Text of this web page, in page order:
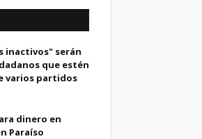
inactivos" serán
que estén
varios partidos
dinero en
Paraíso